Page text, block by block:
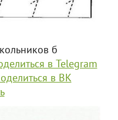
б
в Telegram
в ВК